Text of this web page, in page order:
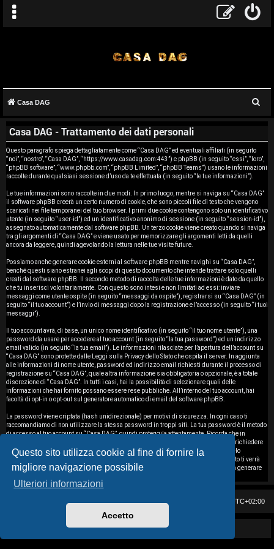
Questo sito utilizza cookie al fine di fornire la
migliore navigazione possibile
Ulteriori informazioni
Accetto
r
g
o
m
e
n
t
i
s
e
n
z
a
r
i
s
p
o
t
Casa DAG
a
Casa DAG - Trattamento dei dati personali
Questo paragrafo spiega dettagliatamente come “Casa DAG” ed eventuali affiliati (in seguito
“noi”, “nostro”, “Casa DAG”, “https://www.casadag.com:443”) e phpBB (in seguito “essi”, “loro”,
“phpBB software”, “www.phpbb.com”, “phpBB Limited”, “phpBB Teams”) usano le informazioni
raccolte durante qualsiasi sessione d’uso da te effettuata (in seguito “le tue informazioni”).
Le tue informazioni sono raccolte in due modi. In primo luogo, mentre si naviga su “Casa DAG”
il software phpBB creerà un certo numero di cookie, che sono piccoli file di testo che vengono
scaricati nei file temporanei del tuo browser. I primi due cookie contengono solo un identificativo
utente (in seguito “user-id”) ed un identificativo anonimo di sessione (in seguito “session-id”),
assegnato automaticamente dal software phpBB. Un terzo cookie viene creato quando si naviga
tra gli argomenti di “Casa DAG” e viene usato per memorizzare gli argomenti letti da quelli
ancora da leggere, quindi agevolando la lettura nelle tue visite future.
Possiamo anche generare cookie esterni al software phpBB mentre navighi su “Casa DAG”,
benché questi siano estranei agli scopi di questo documento che intende trattare solo quelli
creati dal software phpBB. Il secondo metodo di raccolta delle tue informazioni è dato da quello
che tu inserisci volontariamente. Con questo sono intesi e non limitati ad essi: inviare
messaggi come utente ospite (in seguito “messaggi da ospite”), registrarsi su “Casa DAG” (in
seguito “il tuo account”) e l’invio di messaggi dopo la registrazione e l’accesso (in seguito “i tuoi
messaggi”).
Il tuo account avrà, di base, un unico nome identificativo (in seguito “il tuo nome utente”), una
password da usare per accedere al tuo account (in seguito “la tua password”) ed un indirizzo
email valido (in seguito “la tua email”). Le informazioni rilasciate per l’apertura dell’account su
“Casa DAG” sono protette dalle Leggi sulla Privacy dello Stato che ospita il server. In aggiunta
alle informazioni di nome utente, password ed indirizzo email richiesti durante il processo di
registrazione su “Casa DAG”, quale altra informazione sia obbligatoria o opzionale, è a totale
discrezione di “Casa DAG”. In tutti i casi, hai la possibilità di selezionare quali delle
informazioni che hai fornito possano essere rese pubbliche. All’interno del tuo account, hai
facoltà di opt-in o opt-out sul generatore automatico di email del software phpBB.
La password viene criptata (hash unidirezionale) per motivi di sicurezza. In ogni caso ti
raccomandiamo di non utilizzare la stessa password in troppi siti. La tua password è il metodo
di accesso al tuo account su “Casa DAG”, quindi proteggila attentamente. Ricorda che in
nessuna circostanza affiliati di “Casa DAG”, phpBB o terzi possono legittimamente richiedere
la tua password. Nel caso dimenticassi la tua password, puoi utilizzare l’opzione “Ho
dimenticato la password” prevista dal software phpBB. Durante questo procedimento ti verrà
richiesto il tuo nome utente ed indirizzo email, in modo che il software phpBB possa generare
UTC+02:00
Powered by GIGI D'AGOSTINO